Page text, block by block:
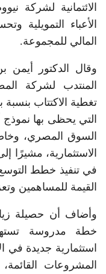
الائتمانية لشركة
الأعباء التمويلية
المالي للمجموعة.
وقال الدكتور أيمن
المنتدب لشركة
التي يحظى بها
السوق المصري،
الاستثمارية، مشيرًا
في تنفيذ خطط
القيمة للمساهمين
وأضاف أن حصيلة
خطة مدروسة
استثمارية جديدة في
المشروعات